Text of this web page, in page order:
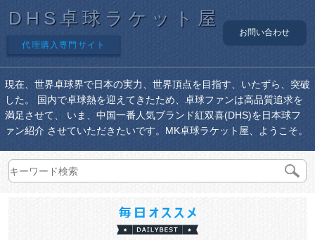
DHS卓球ラケット屋
代理購入専門サイト
お問い合わせ
現在、世界卓球界で日本の実力、世界頂点を目指す、いたずら、突破
した。 国内で卓球熱を迎えてきたため、卓球ファンは高品質追求を
満足させて、 いま、中国一番人気ブランド紅双喜(DHS)を日本球フ
ァン紹介 させていただきたいです。MK卓球ラケット屋、ようこそ。